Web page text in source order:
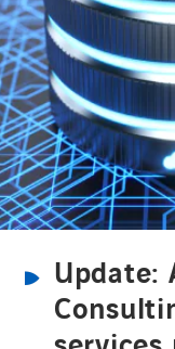
MARKTEN
NIEUWS &
WERKEN
CONTACT
Update: